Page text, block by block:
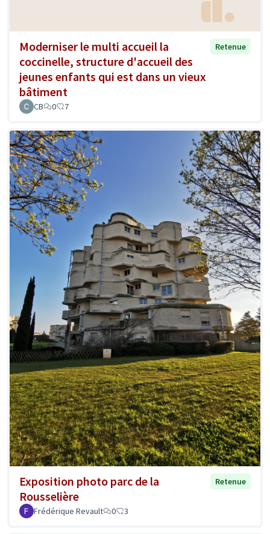
Moderniser le multi accueil la
coccinelle, structure d'accueil des
jeunes enfants qui est dans un vieux
bâtiment
Retenue
CB 0 7
Exposition photo parc de la
Rousselière
Retenue
Frédérique Revault 0 3